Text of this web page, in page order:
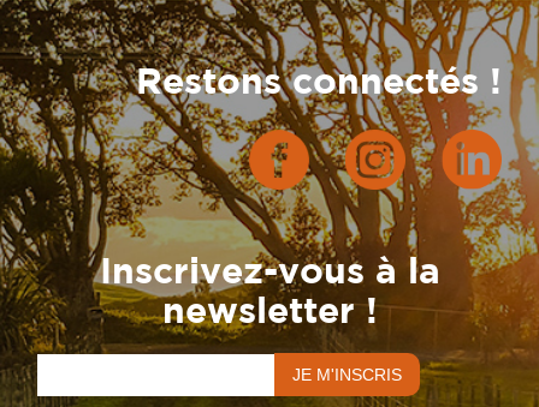
Restons connectés !
Inscrivez-vous à la
newsletter !